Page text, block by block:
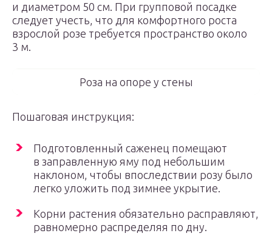
и диаметром 50 см. При групповой посадке
следует учесть, что для комфортного роста
взрослой розе требуется пространство около
3 м.
Роза на опоре у стены
Пошаговая инструкция:
Подготовленный саженец помещают
в заправленную яму под небольшим
наклоном, чтобы впоследствии розу было
легко уложить под зимнее укрытие.
Корни растения обязательно расправляют,
равномерно распределяя по дну.